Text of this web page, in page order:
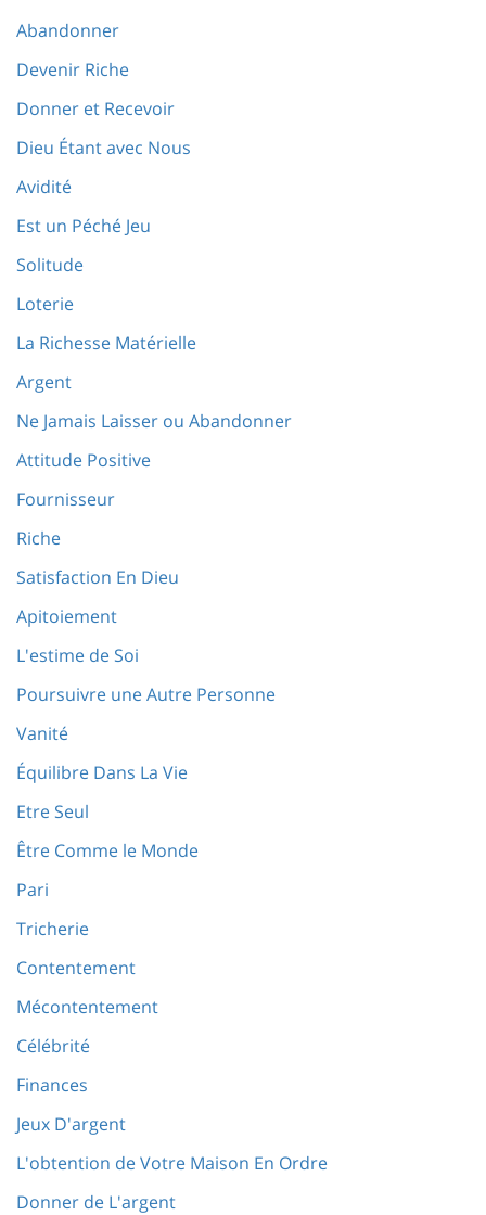
Abandonner
Devenir Riche
Donner et Recevoir
Dieu Étant avec Nous
Avidité
Est un Péché Jeu
Solitude
Loterie
La Richesse Matérielle
Argent
Ne Jamais Laisser ou Abandonner
Attitude Positive
Fournisseur
Riche
Satisfaction En Dieu
Apitoiement
L'estime de Soi
Poursuivre une Autre Personne
Vanité
Équilibre Dans La Vie
Etre Seul
Être Comme le Monde
Pari
Tricherie
Contentement
Mécontentement
Célébrité
Finances
Jeux D'argent
L'obtention de Votre Maison En Ordre
Donner de L'argent